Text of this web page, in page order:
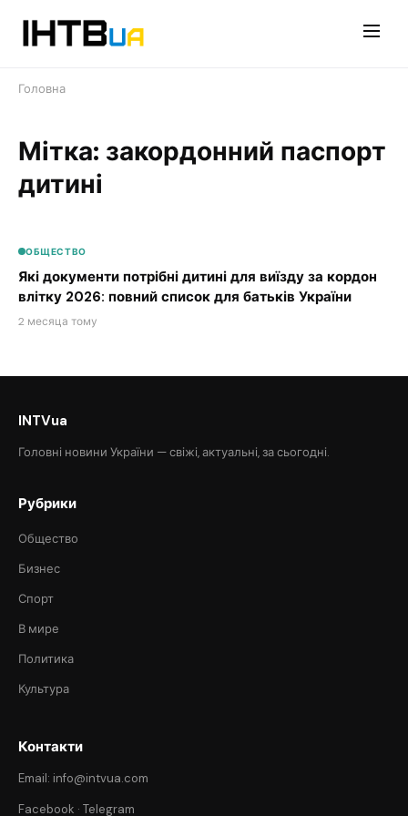
Головна
Мітка: закордонний паспорт
дитині
ОБЩЕСТВО
Які документи потрібні дитині для виїзду за кордон
влітку 2026: повний список для батьків України
2 месяца тому
INTVua
Головні новини України — свіжі, актуальні, за сьогодні.
Рубрики
Общество
Бизнес
Спорт
В мире
Политика
Культура
Контакти
Email: info@intvua.com
Facebook · Telegram